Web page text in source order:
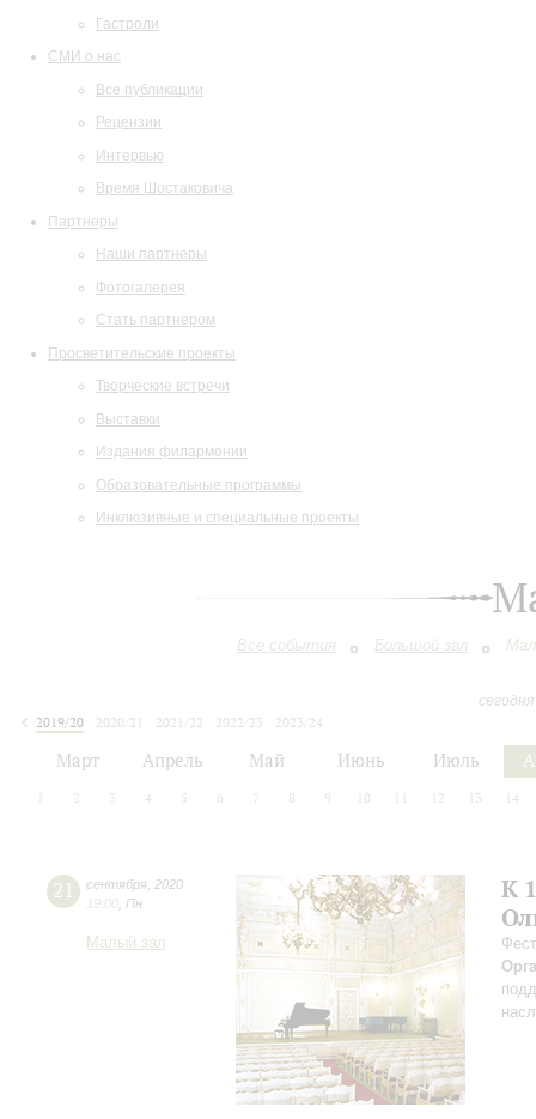
Гастроли
СМИ о нас
Все публикации
Рецензии
Интервью
Время Шостаковича
Партнеры
Наши партнеры
Фотогалерея
Стать партнером
Просветительские проекты
Творческие встречи
Выставки
Издания филармонии
Образовательные программы
Инклюзивные и специальные проекты
Все события Большой зал
2019/20
2020/21 2021/22 2022/23
2023/24
Март Апрель Май Июнь Июль
1 2 3 4 5 6 7 8 9 10 12 13 14
21 сентября 2020
19:00 Пн
Малый зал
К